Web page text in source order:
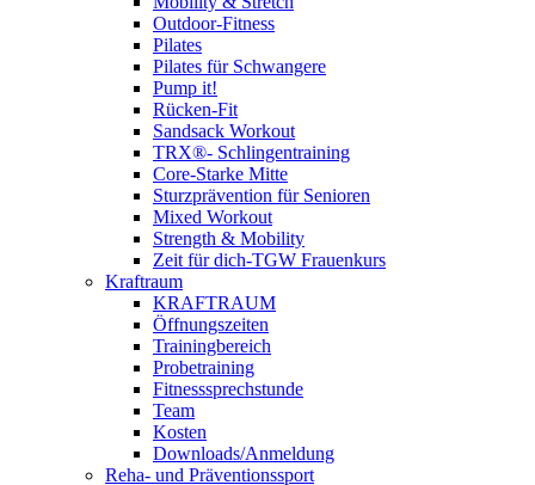
Outdoor-Fitness
Pilates
Pilates für Schwangere
Pump it!
Rücken-Fit
Sandsack Workout
TRX®- Schlingentraining
Core-Starke Mitte
Sturzprävention für Senioren
Mixed Workout
Strength & Mobility
Zeit für dich-TGW Frauenkurs
Kraftraum
KRAFTRAUM
Öffnungszeiten
Trainingbereich
Probetraining
Fitnesssprechstunde
Team
Kosten
Downloads/Anmeldung
Reha- und Präventionssport